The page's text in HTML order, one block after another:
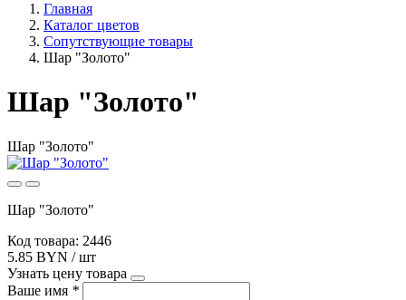
Главная
Каталог цветов
Сопутствующие товары
Шар "Золото"
Шар "Золото"
Шар "Золото"
Шар "Золото"
Код товара: 2446
5.85 BYN / шт
Узнать цену товара
Ваше имя *